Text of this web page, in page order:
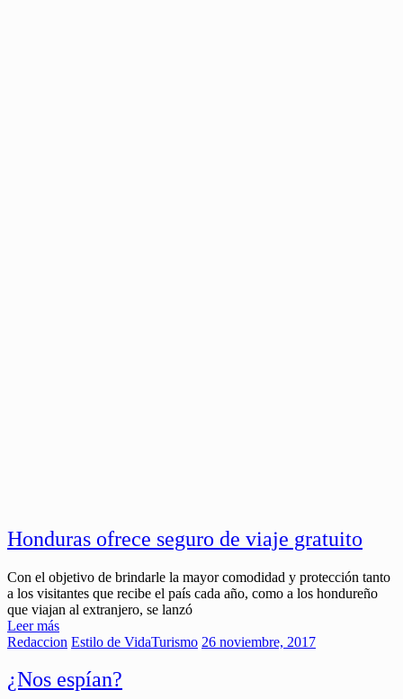
Honduras ofrece seguro de viaje gratuito
Con el objetivo de brindarle la mayor comodidad y protección tanto
a los visitantes que recibe el país cada año, como a los hondureño
que viajan al extranjero, se lanzó
Leer más
Redaccion Estilo de VidaTurismo 26 noviembre, 2017
¿Nos espían?